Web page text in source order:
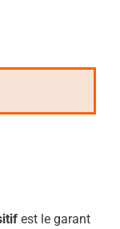
est le garant